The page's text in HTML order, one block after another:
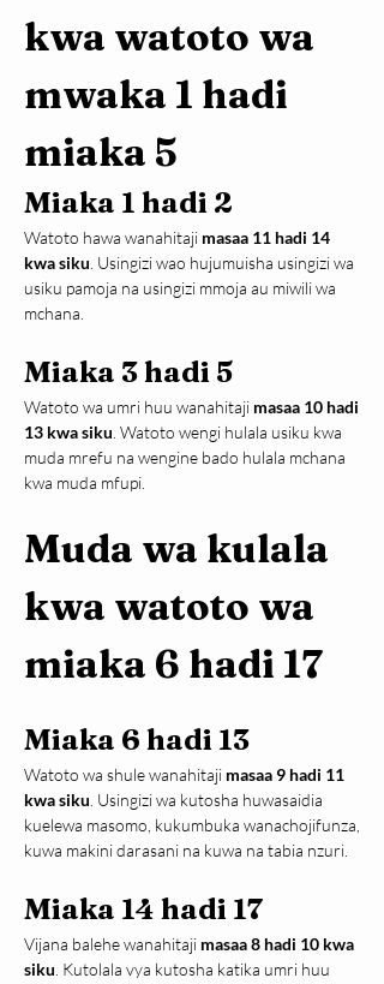
kwa watoto wa
mwaka 1 hadi
miaka 5
Miaka 1 hadi 2
Watoto hawa wanahitaji masaa 11 hadi 14
kwa siku . Usingizi wao hujumuisha usingizi wa
usiku pamoja na usingizi mmoja au miwili wa
mchana.
Miaka 3 hadi 5
Watoto wa umri huu wanahitaji masaa 10 hadi
13 kwa siku . Watoto wengi hulala usiku kwa
muda mrefu na wengine bado hulala mchana
kwa muda mfupi.
Muda wa kulala
kwa watoto wa
miaka 6 hadi 17
Miaka 6 hadi 13
Watoto wa shule wanahitaji masaa 9 hadi 11
kwa siku . Usingizi wa kutosha huwasaidia
kuelewa masomo, kukumbuka wanachojifunza,
kuwa makini darasani na kuwa na tabia nzuri.
Miaka 14 hadi 17
Vijana balehe wanahitaji masaa 8 hadi 10 kwa
siku . Kutolala vya kutosha katika umri huu